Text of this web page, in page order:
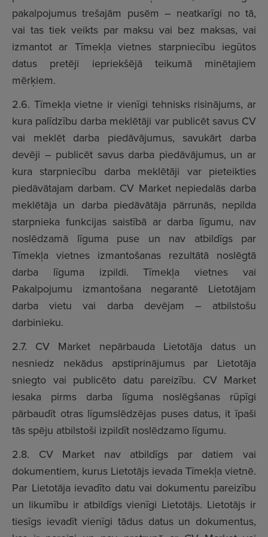
pakalpojumus trešajām pusēm – neatkarīgi no tā,
vai tas tiek veikts par maksu vai bez maksas, vai
izmantot ar Tīmekļa vietnes starpniecību iegūtos
datus pretēji iepriekšējā teikumā minētajiem
mērķiem.
2.6. Tīmekļa vietne ir vienīgi tehnisks risinājums, ar
kura palīdzību darba meklētāji var publicēt savus CV
vai meklēt darba piedāvājumus, savukārt darba
devēji – publicēt savus darba piedāvājumus, un ar
kura starpniecību darba meklētāji var pieteikties
piedāvātajam darbam. CV Market nepiedalās darba
meklētāja un darba piedāvātāja pārrunās, nepilda
starpnieka funkcijas saistībā ar darba līgumu, nav
noslēdzamā līguma puse un nav atbildīgs par
Tīmekļa vietnes izmantošanas rezultātā noslēgtā
darba līguma izpildi. Tīmekļa vietnes vai
Pakalpojumu izmantošana negarantē Lietotājam
darba vietu vai darba devējam – atbilstošu
darbinieku.
2.7. CV Market nepārbauda Lietotāja datus un
nesniedz nekādus apstiprinājumus par Lietotāja
sniegto vai publicēto datu pareizību. CV Market
iesaka pirms darba līguma noslēgšanas rūpīgi
pārbaudīt otras līgumslēdzējas puses datus, it īpaši
tās spēju atbilstoši izpildīt noslēdzamo līgumu.
2.8. CV Market nav atbildīgs par datiem vai
dokumentiem, kurus Lietotājs ievada Tīmekļa vietnē.
Par Lietotāja ievadīto datu vai dokumentu pareizību
un likumību ir atbildīgs vienīgi Lietotājs. Lietotājs ir
tiesīgs ievadīt vienīgi tādus datus un dokumentus,